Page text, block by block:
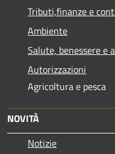
Tributi,finanze e
Ambiente
Salute, benessere e
Autorizzazioni
Agricoltura e pesca
NOVITÀ
Notizie